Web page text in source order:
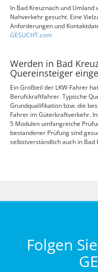
In Bad Kreuznach und
Nahverkehr gesucht. Eine
Anforderungen und
GESUCHT.com
Werden in Bad
Quereinsteiger
Ein Großteil der LKW-Fahrer
Berufskraftfahrer. Typische
Grundqualifikation bzw. die
Fahrer im Güterkraftverkehr.
5 Modulen umfangreiche
bestandener Prüfung sind
selbstverständlich auch in
Folgen